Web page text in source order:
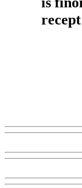
recept